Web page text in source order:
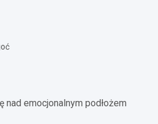
emocjonalnym podłożem